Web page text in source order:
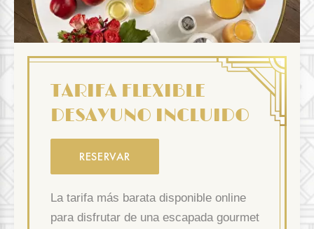
TARIFA FLEXIBLE
DESAYUNO INCLUIDO
RESERVAR
La tarifa más barata disponible online
para disfrutar de una escapada gourmet